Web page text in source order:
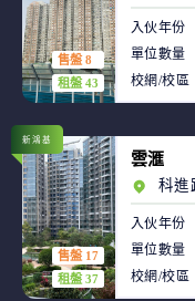
售盤 8
租盤 43
入伙年份
單位數量
校網/校區
售盤 17
租盤 37
新鴻基
雲滙
科進
入伙年份
單位數量
校網/校區